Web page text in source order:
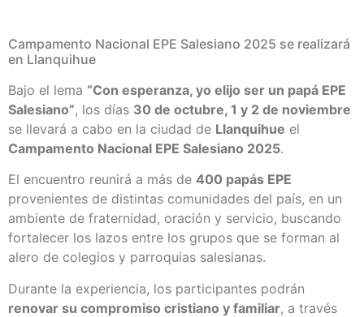
Campamento Nacional EPE Salesiano 2025 se realizará
en Llanquihue
Bajo el lema “Con esperanza, yo elijo ser un papá EPE
Salesiano”, los días 30 de octubre, 1 y 2 de noviembre
se llevará a cabo en la ciudad de Llanquihue el
Campamento Nacional EPE Salesiano 2025.
El encuentro reunirá a más de 400 papás EPE
provenientes de distintas comunidades del país, en un
ambiente de fraternidad, oración y servicio, buscando
fortalecer los lazos entre los grupos que se forman al
alero de colegios y parroquias salesianas.
Durante la experiencia, los participantes podrán
renovar su compromiso cristiano y familiar, a través